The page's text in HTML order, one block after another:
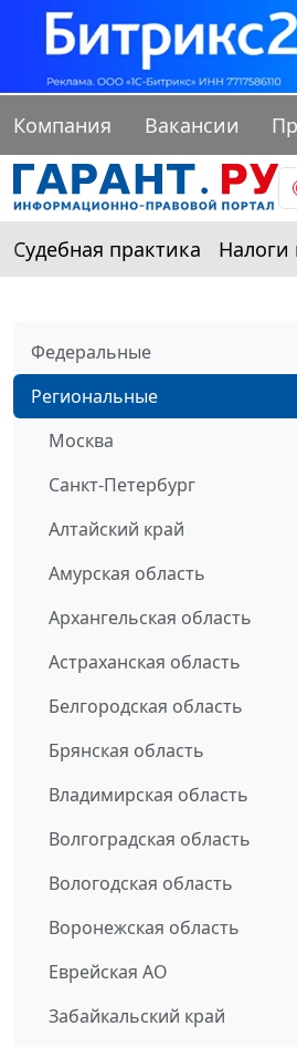
Компания Вакансии
Судебная практика Налоги
Федеральные
Региональные
Москва
Санкт-Петербург
Алтайский край
Амурская область
Архангельская область
Астраханская область
Белгородская область
Брянская область
Владимирская область
Волгоградская область
Вологодская область
Воронежская область
Еврейская АО
Забайкальский край